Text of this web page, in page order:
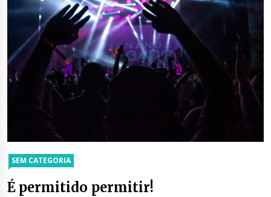
SEM CATEGORIA
É permitido permitir!